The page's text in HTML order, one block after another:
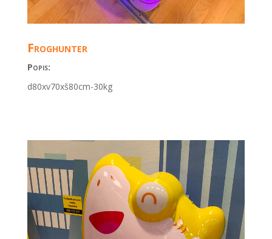
Froghunter
Popis:
d80xv70xš80cm-30kg